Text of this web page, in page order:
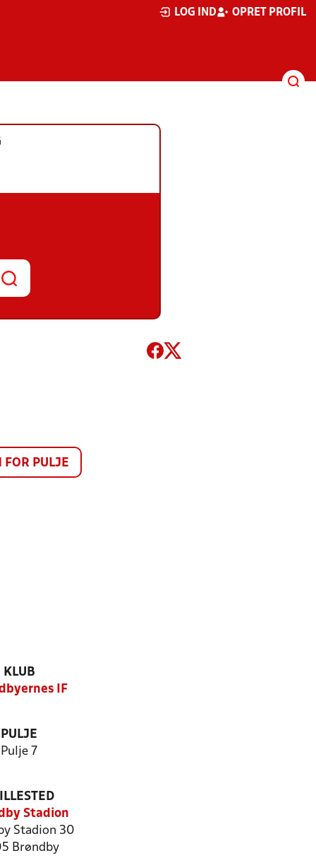
LOG IND OPRET PROFIL
FOR PULJE
KLUB
IF
PULJE
Pulje 7
Stadion
Stadion 30
Brøndby